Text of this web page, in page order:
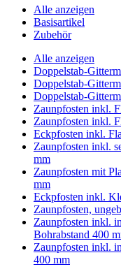
Alle anzeigen
Basisartikel
Zubehör
Alle anzeigen
Doppelstab-
Doppelstab-
Doppelstab-
Zaunpfosten inkl.
Zaunpfosten inkl.
Eckpfosten inkl.
Zaunpfosten inkl.
mm
Zaunpfosten mit
mm
Eckpfosten inkl.
Zaunpfosten,
Zaunpfosten inkl.
Bohrabstand 400
Zaunpfosten inkl.
400 mm